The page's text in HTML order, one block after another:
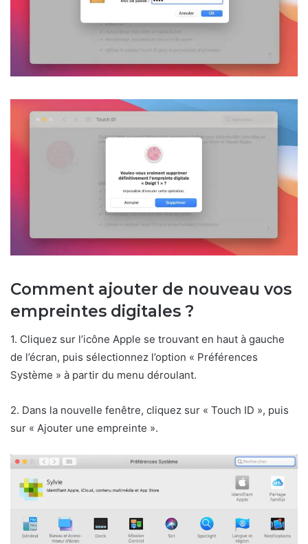
Comment ajouter de nouveau vos
empreintes digitales ?
1. Cliquez sur l’icône Apple se trouvant en haut à gauche
de l’écran, puis sélectionnez l’option « Préférences
Système » à partir du menu déroulant.
2. Dans la nouvelle fenêtre, cliquez sur « Touch ID », puis
sur « Ajouter une empreinte ».